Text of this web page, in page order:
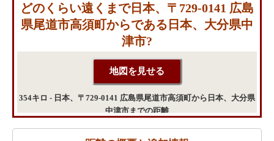
どのくらい遠くまで日本、〒729-0141 広島
県尾道市高須町からである日本、大分県中
津市?
354キロ - 日本、〒729-0141 広島県尾道市高須町から日本、大分県
中津市までの距離